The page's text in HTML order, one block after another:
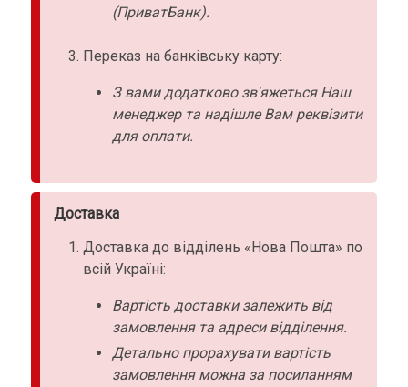
(ПриватБанк).
Переказ на банківську карту:
З вами додатково зв'яжеться Наш
менеджер та надішле Вам реквізити
для оплати.
Доставка
Доставка до відділень «Нова Пошта» по
всій Україні:
Вартість доставки залежить від
замовлення та адреси відділення.
Детально прорахувати вартість
замовлення можна за посиланням